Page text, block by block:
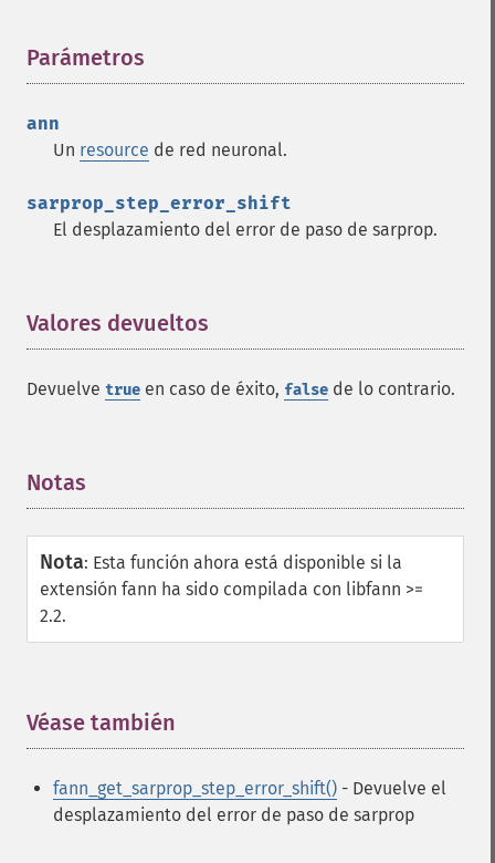
Parámetros
ann
Un resource de red neuronal.
sarprop_step_error_shift
El desplazamiento del error de paso de sarprop.
Valores devueltos
Devuelve true en caso de éxito, false de lo contrario.
Notas
Nota: Esta función ahora está disponible si la
extensión fann ha sido compilada con libfann >=
2.2.
Véase también
fann_get_sarprop_step_error_shift() - Devuelve el
desplazamiento del error de paso de sarprop
fann_​cascadetrain_​on_​data
fann_​copy
fann_​create_​from_​file
fann_​create_​shortcut
fann_​create_​shortcut_​array
fann_​create_​sparse
fann_​create_​sparse_​array
fann_​create_​standard
fann_​create_​train_​from_​callback
fann_​descale_​input
fann_​descale_​train
fann_​destroy